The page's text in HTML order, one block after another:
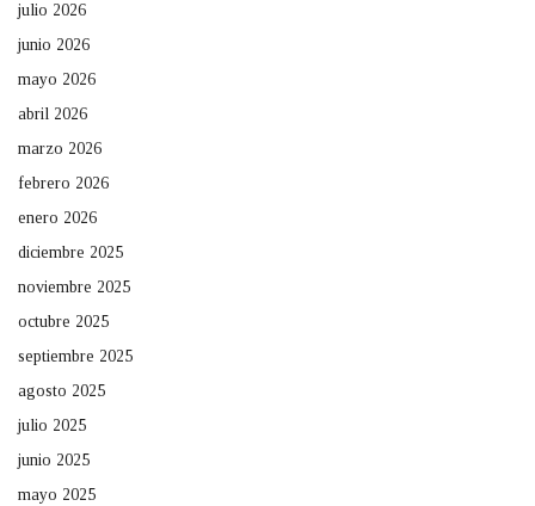
julio 2026
junio 2026
mayo 2026
abril 2026
marzo 2026
febrero 2026
enero 2026
diciembre 2025
noviembre 2025
octubre 2025
septiembre 2025
agosto 2025
julio 2025
junio 2025
mayo 2025